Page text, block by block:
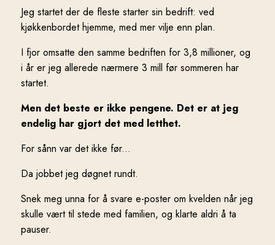
Jeg startet der de fleste starter sin bedrift: ved
kjøkkenbordet hjemme, med mer vilje enn plan.
I fjor omsatte den samme bedriften for 3,8 millioner, og
i år er jeg allerede nærmere 3 mill før sommeren har
startet.
Men det beste er ikke pengene. Det er at jeg
endelig har gjort det med letthet.
For sånn var det ikke før...
Da jobbet jeg døgnet rundt.
Snek meg unna for å svare e-poster om kvelden når jeg
skulle vært til stede med familien, og klarte aldri å ta
pauser.